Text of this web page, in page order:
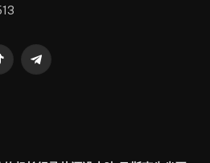
Telegram